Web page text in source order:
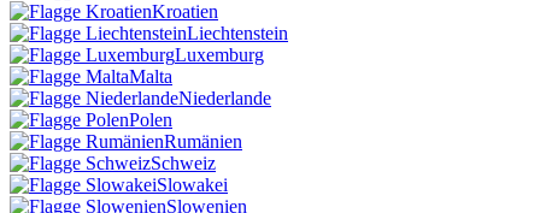
Kroatien
Liechtenstein
Luxemburg
Malta
Niederlande
Polen
Rumänien
Schweiz
Slowakei
Slowenien